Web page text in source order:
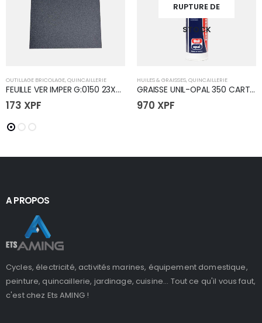
OUTILLAGE BRICOLAGE, QUINCAILLERIE
FEUILLE VER IMPER G:0150 23X28
173 XPF
RUPTURE DE
STOCK
HUILES & GRAISSES, QUINCAILLERIE
GRAISSE UNIL-OPAL 350 CART 400G(24)
970 XPF
A PROPOS
Cycles, électricité, activités marines, équipement domestique,
peinture, quincaillerie, jardinage, cuisine... Tout ce qu'il vous faut,
c'est chez Ets AMING !